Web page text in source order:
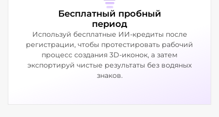
Бесплатный пробный
период
Используй бесплатные ИИ-кредиты после
регистрации, чтобы протестировать рабочий
процесс создания 3D-иконок, а затем
экспортируй чистые результаты без водяных
знаков.